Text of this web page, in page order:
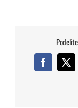
Facebook
X